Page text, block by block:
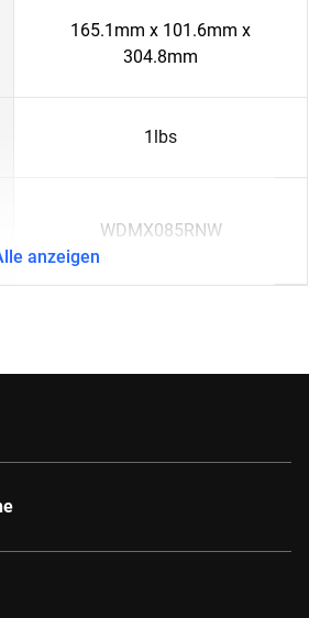
165.1mm x 101.6mm x
304.8mm
1lbs
WDMX085RNW
anzeigen